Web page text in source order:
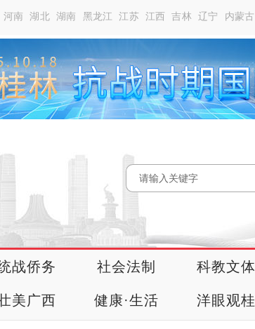
河南 湖北 湖南 黑龙江 江苏 江西 吉林 辽宁 内蒙古
战侨务 社会法制 科教文体
美广西 健康·生活 洋眼观桂